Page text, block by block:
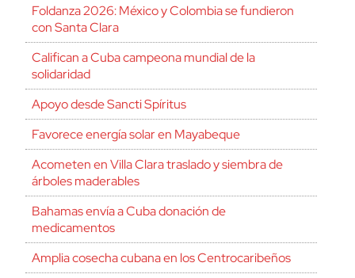
Foldanza 2026: México y Colombia se fundieron
con Santa Clara
Califican a Cuba campeona mundial de la
solidaridad
Apoyo desde Sancti Spíritus
Favorece energía solar en Mayabeque
Acometen en Villa Clara traslado y siembra de
árboles maderables
Bahamas envía a Cuba donación de
medicamentos
Amplia cosecha cubana en los Centrocaribeños